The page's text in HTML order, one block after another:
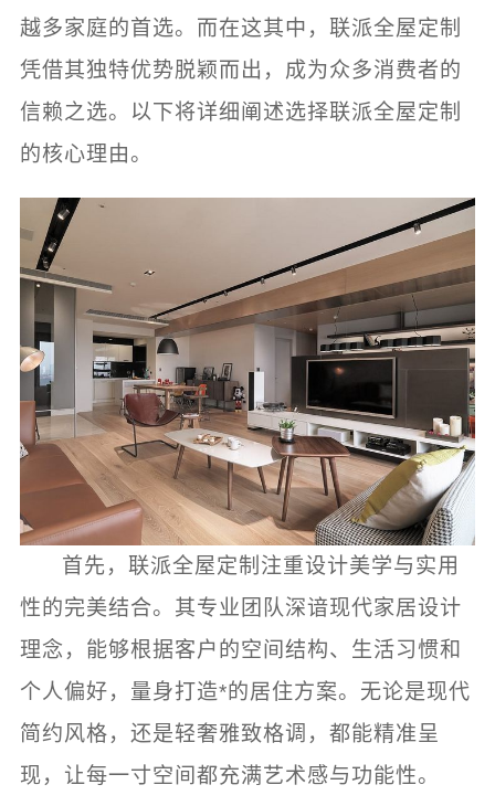
越多家庭的首选。而在这其中，联派全屋定制
凭借其独特优势脱颖而出，成为众多消费者的
信赖之选。以下将详细阐述选择联派全屋定制
的核心理由。
首先，联派全屋定制注重设计美学与实用
性的完美结合。其专业团队深谙现代家居设计
理念，能够根据客户的空间结构、生活习惯和
个人偏好，量身打造*的居住方案。无论是现代
简约风格，还是轻奢雅致格调，都能精准呈
现，让每一寸空间都充满艺术感与功能性。